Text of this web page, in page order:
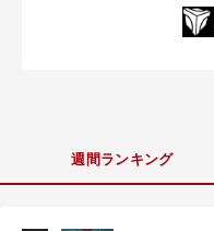
週間ランキング